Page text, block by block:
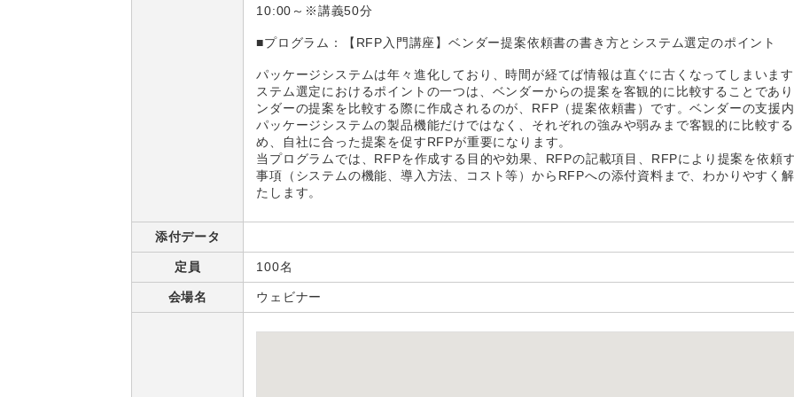
10:00～※講義50分
■プログラム： 【RFP入門講座】ベンダー提案依頼書の書き方とシステム選定のポイント
パッケージシステムは年々進化しており、時間が経てば情報は直ぐに古くなってしまいま
ステム選定におけるポイントの一つは、ベンダーからの提案を客観的に比較することであ
ンダーの提案を比較する際に作成されるのが、RFP（提案依頼書）です。ベンダーの支援
パッケージシステムの製品機能だけではなく、それぞれの強みや弱みまで客観的に比較する
め、自社に合った提案を促すRFPが重要になります。
当プログラムでは、RFPを作成する目的や効果、RFPの記載項目、RFPにより提案を依頼
事項（システムの機能、導入方法、コスト等）からRFPへの添付資料まで、わかりやすく
たします。
添付データ
定員 100名
会場名 ウェビナー